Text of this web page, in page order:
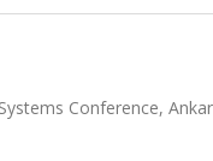
Conference,